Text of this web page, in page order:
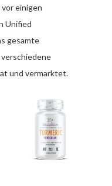
einigen
Unified
gesamte
und vermarktet.